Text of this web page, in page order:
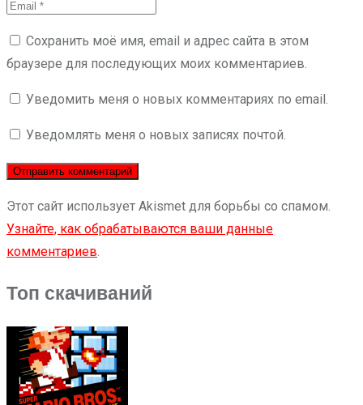
Сохранить моё имя, email и адрес сайта в этом
браузере для последующих моих комментариев.
Уведомить меня о новых комментариях по email.
Уведомлять меня о новых записях почтой.
Этот сайт использует Akismet для борьбы со спамом.
Узнайте, как обрабатываются ваши данные
комментариев
Топ скачиваний